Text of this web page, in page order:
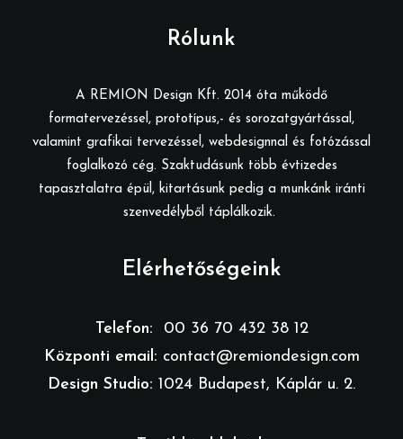
Rólunk
A REMION Design Kft. 2014 óta működő
formatervezéssel, prototípus,- és sorozatgyártással,
valamint grafikai tervezéssel, webdesignnal és fotózással
foglalkozó cég. Szaktudásunk több évtizedes
tapasztalatra épül, kitartásunk pedig a munkánk iránti
szenvedélyből táplálkozik.
Elérhetőségeink
Telefon:
00 36 70 432 38 12
Központi email: contact@remiondesign.com
Design Studio: 1024 Budapest, Káplár u. 2.